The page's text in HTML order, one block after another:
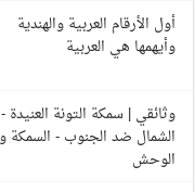
أول الأرقام العربية والهندية
وأيهمها هي العربية
وثائقي | سمكة التونة العنيدة -
الشمال ضد الجنوب - السمكة و
الوحش